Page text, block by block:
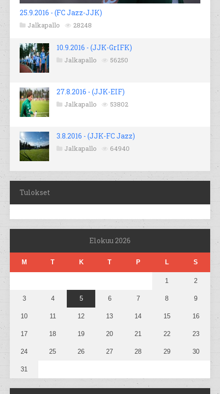
25.9.2016 - (FC Jazz-JJK)
Jalkapallo 28248
10.9.2016 - (JJK-GrIFK)
Jalkapallo 56250
27.8.2016 - (JJK-EIF)
Jalkapallo 53802
3.8.2016 - (JJK-FC Jazz)
Jalkapallo 64940
Tulokset
Elokuu 2026
M T K T P L S
1 2
3 4 5 6 7 8 9
10 11 12 13 14 15 16
17 18 19 20 21 22 23
24 25 26 27 28 29 30
31